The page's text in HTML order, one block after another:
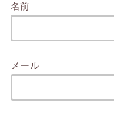
名前
メール